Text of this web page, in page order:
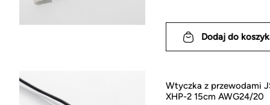
Dodaj do
Wtyczka z przewodami
XHP-2 15cm AWG24/20